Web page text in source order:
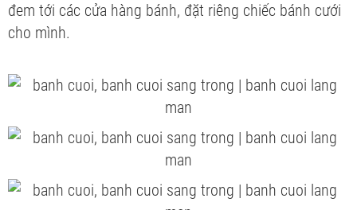
đem tới các cửa hàng bánh, đặt riêng chiếc bánh cưới
cho mình.